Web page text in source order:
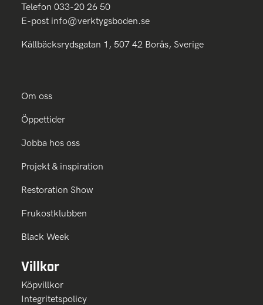
Telefon 033-20 26 50
E-post info@verktygsboden.se
Källbäcksrydsgatan 1, 507 42 Borås, Sverige
Om oss
Öppettider
Jobba hos oss
Projekt & inspiration
Restoration Show
Frukostklubben
Black Week
Villkor
Köpvillkor
Integritetspolicy